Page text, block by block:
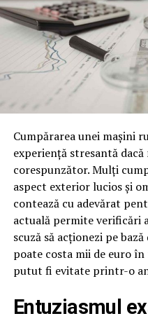
Cumpărarea unei mașini
experiență stresantă
corespunzător. Mulți
aspect exterior lucios și
contează cu adevărat
actuală permite verificări
scuză să acționezi pe
poate costa mii de euro
putut fi evitate printr-o
​Entuziasmul